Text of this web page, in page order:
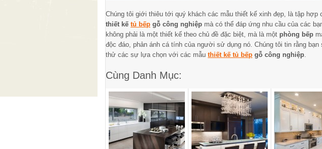
Chúng tôi giới thiêu tới quý khách các mẫu thiết kế xinh đẹp, là tập
thiết kế tủ bếp gỗ công nghiệp mà có thể đáp ứng nhu cầu của các
không phải là một thiết kế theo chủ đề đặc biệt, mà là một phòng bếp
độc đáo, phản ánh cá tính của người sử dụng nó. Chúng tôi tin rằng
thử các sự lựa chọn với các mẫu thiết kế tủ bếp gỗ công nghiệp
Cùng Danh Mục: